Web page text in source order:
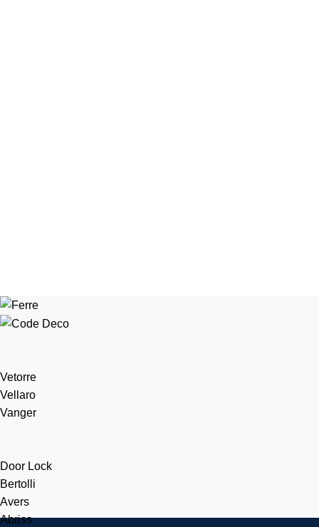
Vetorre
Vellaro
Vanger
Door Lock
Bertolli
Avers
Abriss